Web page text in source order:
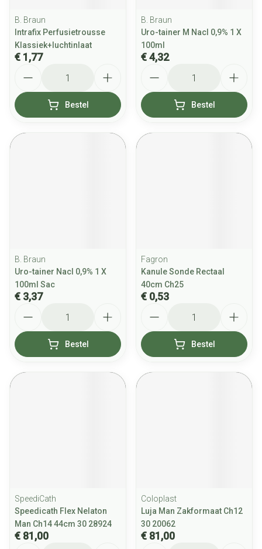
B. Braun
Intrafix Perfusietrousse
Klassiek+luchtinlaat
€ 1,77
Bestel
B. Braun
Uro-tainer M Nacl 0,9% 1 X
100ml
€ 4,32
Bestel
B. Braun
Uro-tainer Nacl 0,9% 1 X
100ml Sac
€ 3,37
Bestel
Fagron
Kanule Sonde Rectaal
40cm Ch25
€ 0,53
Bestel
SpeediCath
Speedicath Flex Nelaton
Man Ch14 44cm 30 28924
€ 81,00
Coloplast
Luja Man Zakformaat Ch12
30 20062
€ 81,00